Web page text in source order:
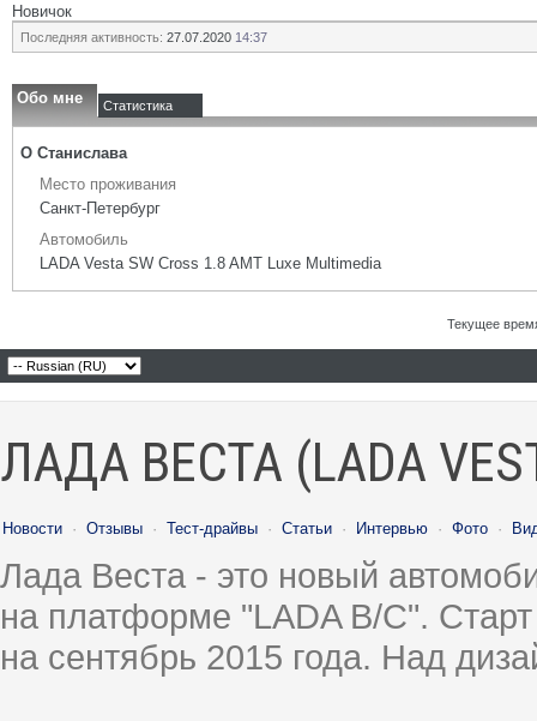
Новичок
Последняя активность: 27.07.2020 14:37
Обо мне Статистика
О Станислава
Место проживания
Санкт-Петербург
Автомобиль
LADA Vesta SW Cross 1.8 AMT Luxe Multimedia
Текущее
ЛАДА ВЕСТА (LADA
Новости · Отзывы · Тест-драйвы · Статьи · Интервью · Фото ·
Лада Веста - это новый
на платформе "LADA B/C".
на сентябрь 2015 года. Над